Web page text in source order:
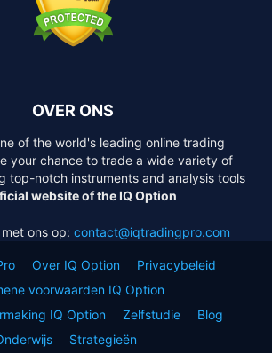
OVER ONS
of the world's leading online trading
your chance to trade a wide variety of
top-notch instruments and analysis tools
website of the IQ Option
ons op: contact@iqtradingpro.com
Over IQ Option
Privacybeleid
voorwaarden IQ Option
IQ Option
Zelfstudie
Blog
Strategieën